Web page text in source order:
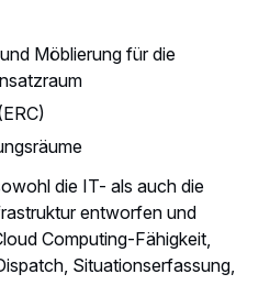
Möblierung für die
die IT- als auch die
entworfen und
Computing-Fähigkeit,
Situationserfassung,